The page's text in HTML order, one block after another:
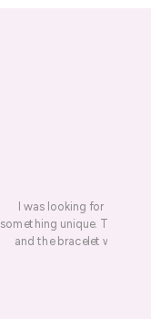
I was looking for a
something unique. This led
and the bracelet was